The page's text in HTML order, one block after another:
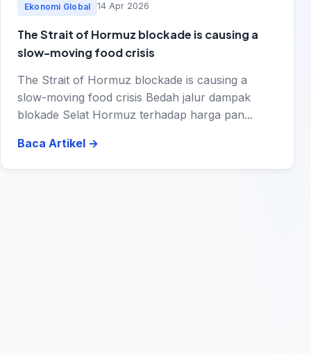
Ekonomi Global 14 Apr 2026
The Strait of Hormuz blockade is causing a
slow-moving food crisis
The Strait of Hormuz blockade is causing a
slow-moving food crisis Bedah jalur dampak
blokade Selat Hormuz terhadap harga pan...
Baca Artikel →